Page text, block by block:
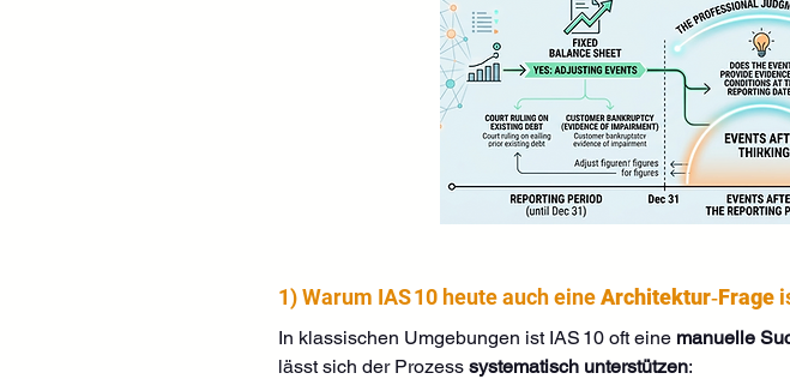
1) Warum IAS 10 heute auch eine Architektur‑Frage
In klassischen Umgebungen ist IAS 10 oft eine manuelle
lässt sich der Prozess systematisch unterstützen: